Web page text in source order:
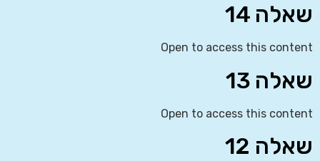
שאלה 14
Open to access this content
שאלה 13
Open to access this content
שאלה 12